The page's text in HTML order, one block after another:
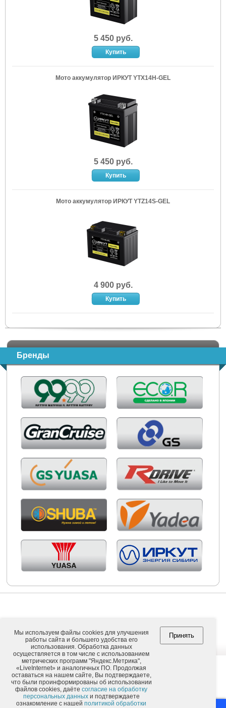
5 450 руб.
Мото аккумулятор ИРКУТ YTX14H-GEL
5 450 руб.
Мото аккумулятор ИРКУТ YTZ14S-GEL
4 900 руб.
Бренды
Copyright © 2026. ООО "ВНЕШПОСЫЛТОРГ".
Мы используем файлы cookies для улучшения
работы сайта и большего удобства его
использования. Обработка данных
осуществляется в том числе с использованием
метрических программ "Яндекс.Метрика",
«LiveInternet» и аналогичных ПО. Продолжая
оставаться на нашем сайте, Вы подтверждаете,
что были проинформированы об использовании
файлов cookies, даёте согласие на обработку
персональных данныхи подтверждаете
ознакомление с нашей политикой обработки
Принять
Обычная версия